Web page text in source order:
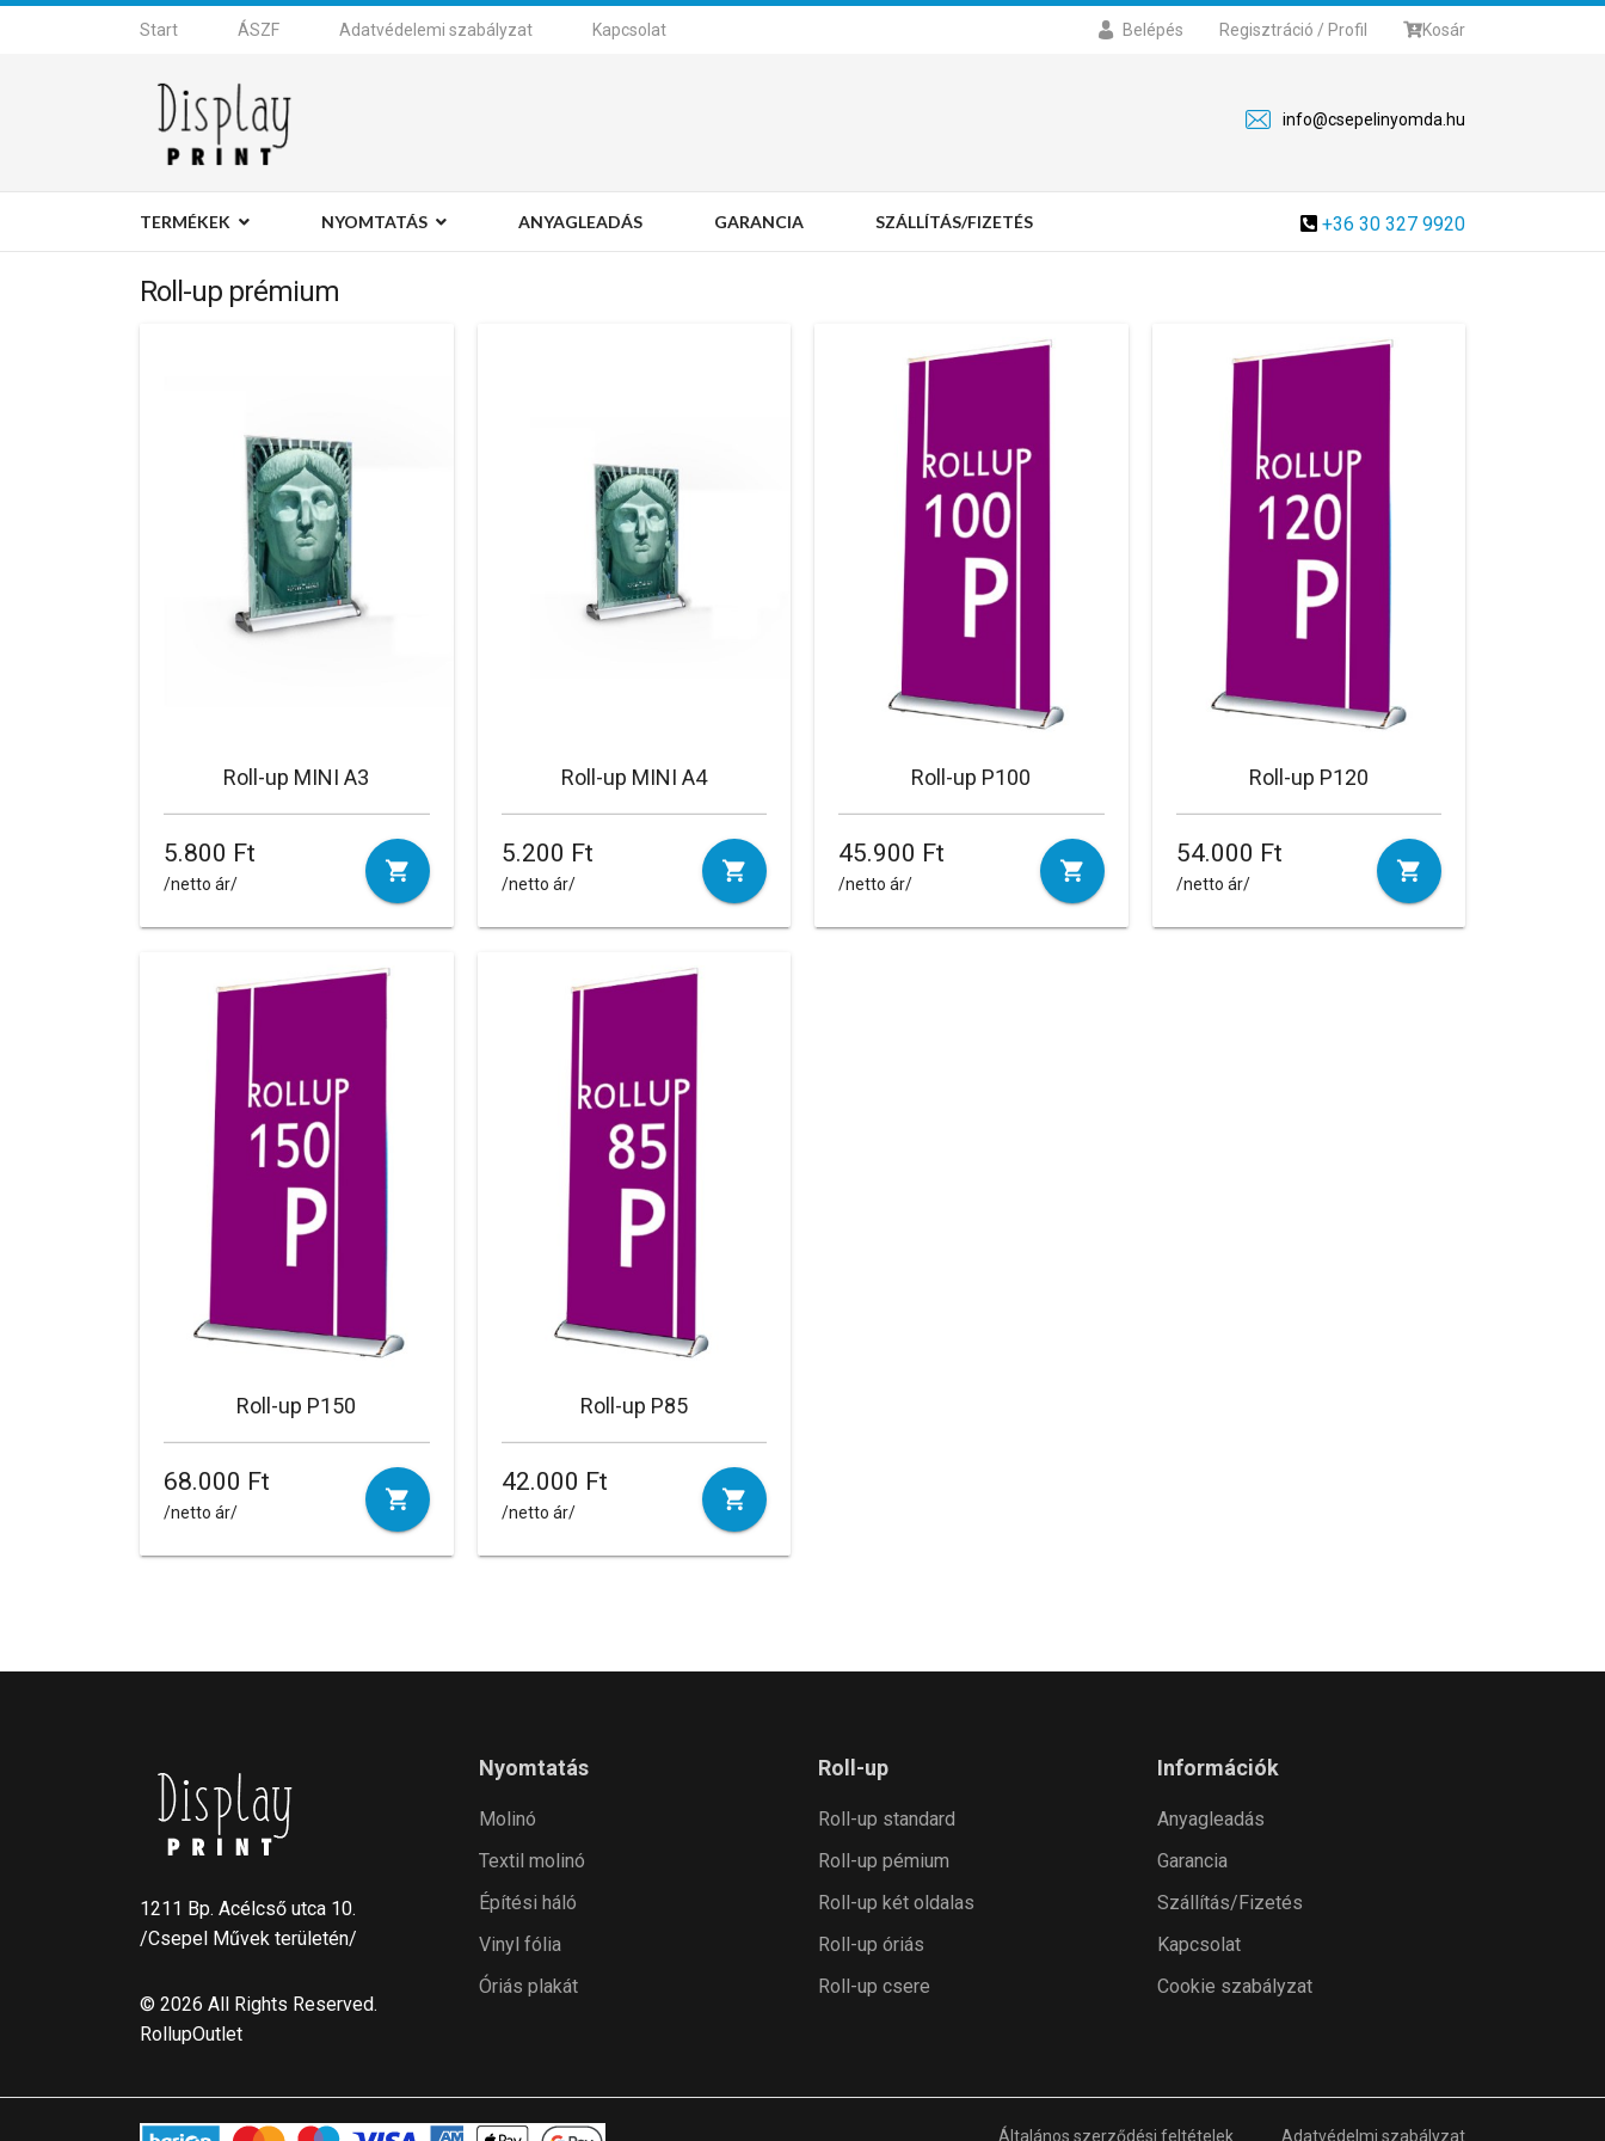
Start ÁSZF Adatvédelemi szabályzat Kapcsolat Belépés Regisztráció / Profil Kosár
info@csepelinyomda.hu
+36 30 327 9920
TERMÉKEK NYOMTATÁS ANYAGLEADÁS GARANCIA SZÁLLÍTÁS/FIZETÉS
Roll-up prémium
Roll-up MINI A3
5.800 Ft
/netto ár/
Roll-up MINI A4
5.200 Ft
/netto ár/
Roll-up P100
45.900 Ft
/netto ár/
Roll-up P120
54.000 Ft
/netto ár/
Roll-up P150
68.000 Ft
/netto ár/
Roll-up P85
42.000 Ft
/netto ár/
1211 Bp. Acélcső utca 10.
/Csepel Művek területén/
© 2026 All Rights Reserved.
RollupOutlet
Nyomtatás
Molinó
Textil molinó
Építési háló
Vinyl fólia
Óriás plakát
Roll-up
Roll-up standard
Roll-up pémium
Roll-up két oldalas
Roll-up óriás
Roll-up csere
Információk
Anyagleadás
Garancia
Szállítás/Fizetés
Kapcsolat
Cookie szabályzat
Általános szerződési feltételek Adatvédelmi szabályzat